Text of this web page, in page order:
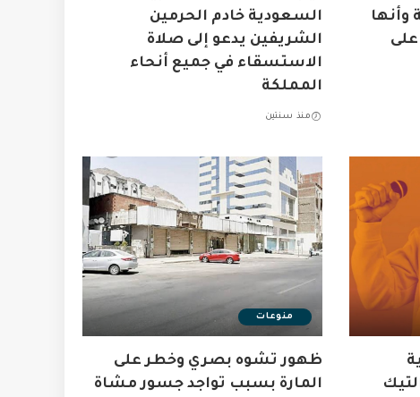
وأنها
السعودية خادم الحرمين
الشريفين يدعو إلى صلاة
الاستسقاء في جميع أنحاء
المملكة
منذ سنتين
منوعات
ظهور تشوه بصري وخطر على
المارة بسبب تواجد جسور مشاة